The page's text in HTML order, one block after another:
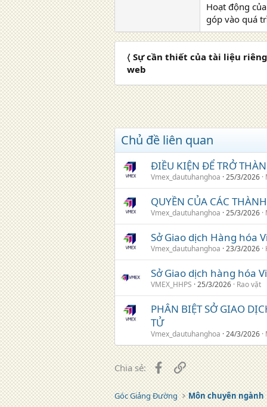
Hoạt động
góp vào quá
〈 Sự cần thiết của tài liệu
web
Chủ đề liên quan
ĐIỀU KIỆN ĐỂ TRỞ
Vmex_dautuhanghoa 25/3/2026
QUYỀN CỦA CÁC
Vmex_dautuhanghoa 25/3/2026
Sở Giao dịch Hàng hóa
Vmex_dautuhanghoa 23/3/2026
Sở Giao dịch hàng hóa
VMEX_HHPS 25/3/2026 Rao vặt
PHÂN BIỆT SỞ GIAO
TỬ
Vmex_dautuhanghoa 24/3/2026
Chia sẻ: Facebook
Liên kết
Góc Giảng Đường Môn chuyên ngành